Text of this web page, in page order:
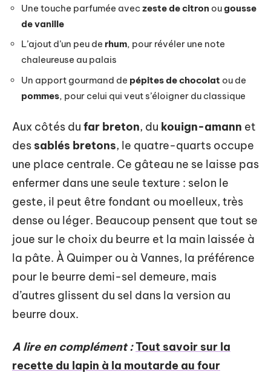
Une touche parfumée aveczeste de citron ougousse
de vanille
L’ajout d’un peu de rhum, pour révéler une note
chaleureuse au palais
Un apport gourmand de pépites de chocolat ou de
pommes, pour celui qui veut s’éloigner du classique
Aux côtés du far breton, du kouign-amann et
des sablés bretons, le quatre-quarts occupe
une place centrale. Ce gâteau ne se laisse pas
enfermer dans une seule texture : selon le
geste, il peut être fondant ou moelleux, très
dense ou léger. Beaucoup pensent que tout se
joue sur le choix du beurre et la main laissée à
la pâte. À Quimper ou à Vannes, la préférence
pour le beurre demi-sel demeure, mais
d’autres glissent du sel dans la version au
beurre doux.
A lire en complément :Tout savoir sur la
recette du lapin à la moutarde au four